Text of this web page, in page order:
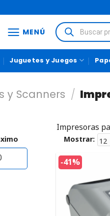
MENÚ
Juguetes y Juegos
y Scanners /
Impresoras
Mostrar:
-41%